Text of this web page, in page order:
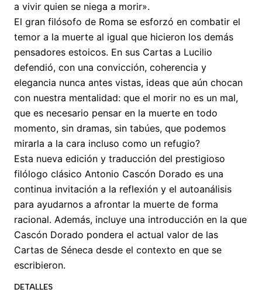
a vivir quien se niega a morir».
El gran filósofo de Roma se esforzó en combatir el
temor a la muerte al igual que hicieron los demás
pensadores estoicos. En sus Cartas a Lucilio
defendió, con una convicción, coherencia y
elegancia nunca antes vistas, ideas que aún chocan
con nuestra mentalidad: que el morir no es un mal,
que es necesario pensar en la muerte en todo
momento, sin dramas, sin tabúes, que podemos
mirarla a la cara incluso como un refugio?
Esta nueva edición y traducción del prestigioso
filólogo clásico Antonio Cascón Dorado es una
continua invitación a la reflexión y el autoanálisis
para ayudarnos a afrontar la muerte de forma
racional. Además, incluye una introducción en la que
Cascón Dorado pondera el actual valor de las
Cartas de Séneca desde el contexto en que se
escribieron.
DETALLES